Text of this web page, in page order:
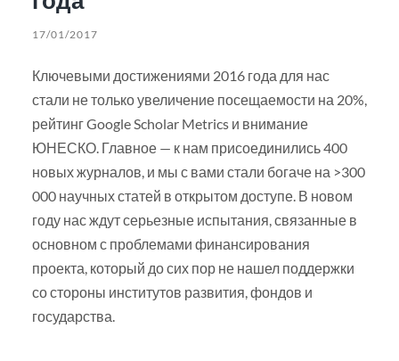
17/01/2017
Ключевыми достижениями 2016 года для нас
стали не только увеличение посещаемости на 20%,
рейтинг Google Scholar Metrics и внимание
ЮНЕСКО. Главное — к нам присоединились 400
новых журналов, и мы с вами стали богаче на >300
000 научных статей в открытом доступе. В новом
году нас ждут серьезные испытания, связанные в
основном с проблемами финансирования
проекта, который до сих пор не нашел поддержки
со стороны институтов развития, фондов и
государства.